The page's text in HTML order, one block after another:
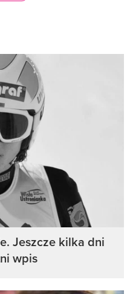
Jeszcze kilka dni
wpis